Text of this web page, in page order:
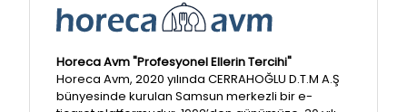
Horeca Avm "Profesyonel Ellerin Tercihi"
Horeca Avm, 2020 yılında CERRAHOĞLU D.T.M A.Ş
bünyesinde kurulan Samsun merkezli bir e-